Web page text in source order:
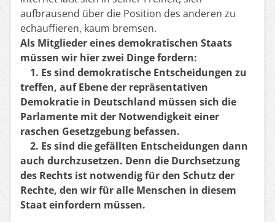
aufbrausend über die Position des anderen zu
echauffieren, kaum bremsen.
Als Mitglieder eines demokratischen Staats
müssen wir hier zwei Dinge fordern:
1. Es sind demokratische Entscheidungen zu
treffen, auf Ebene der repräsentativen
Demokratie in Deutschland müssen sich die
Parlamente mit der Notwendigkeit einer
raschen Gesetzgebung befassen.
2. Es sind die gefällten Entscheidungen dann
auch durchzusetzen. Denn die Durchsetzung
des Rechts ist notwendig für den Schutz der
Rechte, den wir für alle Menschen in diesem
Staat einfordern müssen.